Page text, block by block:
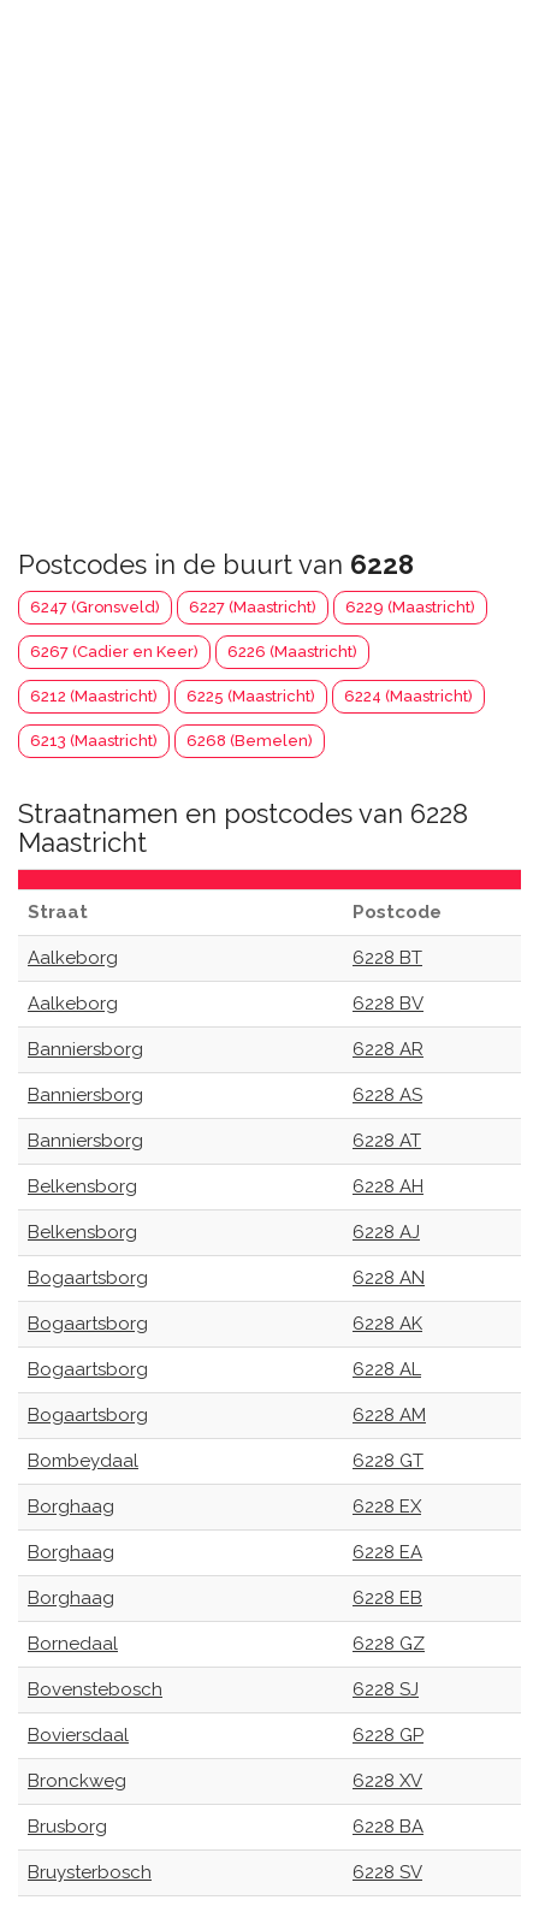
Postcodes in de buurt van 6228
6247 (Gronsveld) 6227 (Maastricht) 6229 (Maastricht)
6267 (Cadier en Keer) 6226 (Maastricht)
6212 (Maastricht) 6225 (Maastricht) 6224 (Maastricht)
6213 (Maastricht) 6268 (Bemelen)
Straatnamen en postcodes van 6228
Maastricht
Straat Postcode
Aalkeborg 6228 BT
Aalkeborg 6228 BV
Banniersborg 6228 AR
Banniersborg 6228 AS
Banniersborg 6228 AT
Belkensborg 6228 AH
Belkensborg 6228 AJ
Bogaartsborg 6228 AN
Bogaartsborg 6228 AK
Bogaartsborg 6228 AL
Bogaartsborg 6228 AM
Bombeydaal 6228 GT
Borghaag 6228 EX
Borghaag 6228 EA
Borghaag 6228 EB
Bornedaal 6228 GZ
Bovenstebosch 6228 SJ
Boviersdaal 6228 GP
Bronckweg 6228 XV
Brusborg 6228 BA
Bruysterbosch 6228 SV